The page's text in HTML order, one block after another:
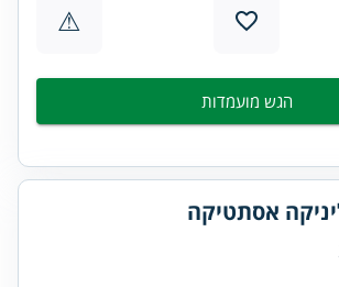
⚠
הגש מועמדות
אסתטיקה